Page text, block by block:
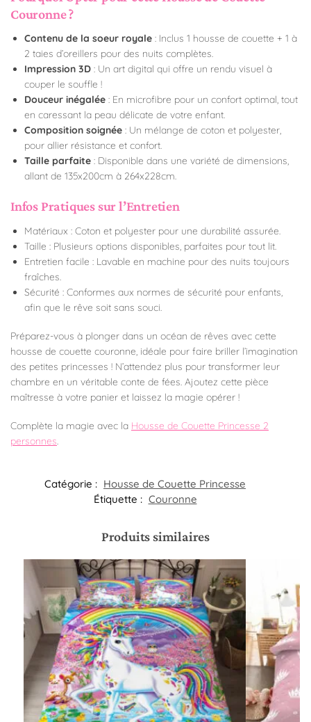
Couronne ?
Contenu de la soeur royale : Inclus 1 housse de couette + 1 à
2 taies d’oreillers pour des nuits complètes.
Impression 3D : Un art digital qui offre un rendu visuel à
couper le souffle !
Douceur inégalée : En microfibre pour un confort optimal, tout
en caressant la peau délicate de votre enfant.
Composition soignée : Un mélange de coton et polyester,
pour allier résistance et confort.
Taille parfaite : Disponible dans une variété de dimensions,
allant de 135x200cm à 264x228cm.
Infos Pratiques sur l’Entretien
Matériaux : Coton et polyester pour une durabilité assurée.
Taille : Plusieurs options disponibles, parfaites pour tout lit.
Entretien facile : Lavable en machine pour des nuits toujours
fraîches.
Sécurité : Conformes aux normes de sécurité pour enfants,
afin que le rêve soit sans souci.
Préparez-vous à plonger dans un océan de rêves avec cette
housse de couette couronne, idéale pour faire briller l’imagination
des petites princesses ! N’attendez plus pour transformer leur
chambre en un véritable conte de fées. Ajoutez cette pièce
maîtresse à votre panier et laissez la magie opérer !
Complète la magie avec la Housse de Couette Princesse 2
personnes
Catégorie : Housse de Couette Princesse
Étiquette : Couronne
Produits similaires